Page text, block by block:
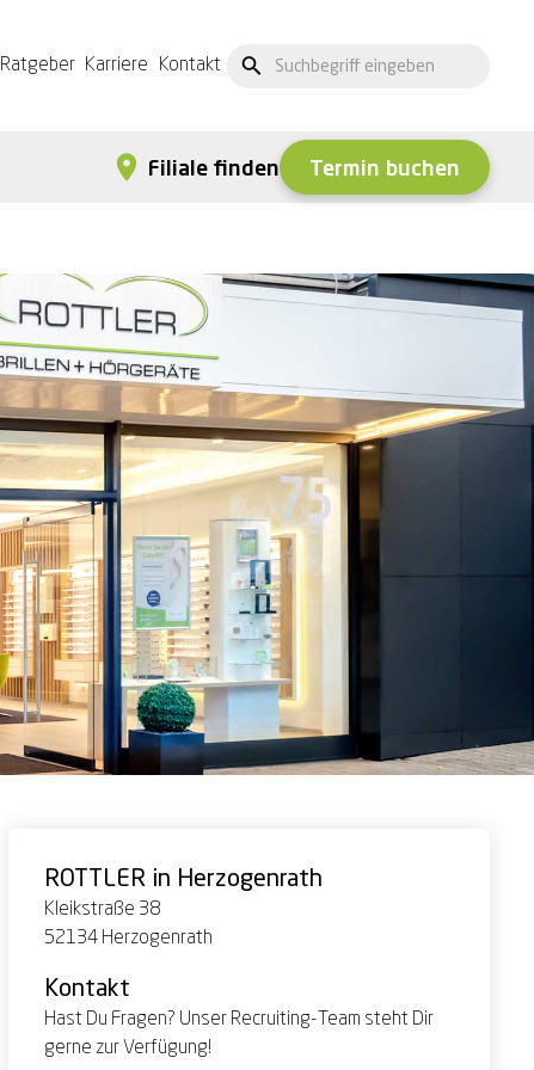
Ratgeber Karriere Kontakt
Filiale finden Termin buchen
ROTTLER in Herzogenrath
Kleikstraße 38
52134 Herzogenrath
Kontakt
Hast Du Fragen? Unser Recruiting-Team steht Dir
gerne zur Verfügung!